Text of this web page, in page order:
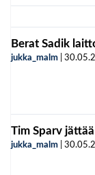
Berat Sadik
jukka_malm
Tim Sparv
jukka_malm